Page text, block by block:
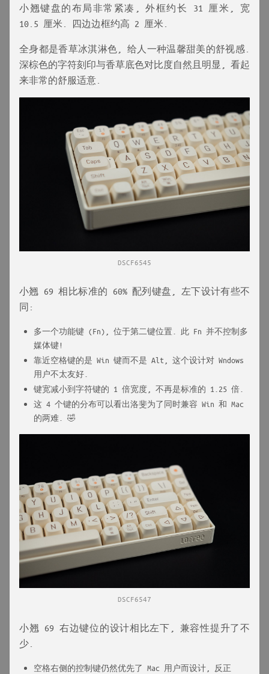
小翘键盘的布局非常紧凑, 外框约长 31 厘米, 宽
10.5 厘米. 四边边框约高 2 厘米.
全身都是香草冰淇淋色, 给人一种温馨甜美的舒视感.
深棕色的字符刻印与香草底色对比度自然且明显, 看起
来非常的舒服适意.
DSCF6545
小翘 69 相比标准的 60% 配列键盘, 左下设计有些不
同:
多一个功能键 (Fn), 位于第二键位置. 此 Fn 并不控制多
媒体键!
靠近空格键的是 Win 键而不是 Alt, 这个设计对 Wndows
用户不太友好.
键宽减小到字符键的 1 倍宽度, 不再是标准的 1.25 倍.
这 4 个键的分布可以看出洛斐为了同时兼容 Win 和 Mac
的两难. 🤣
DSCF6547
小翘 69 右边键位的设计相比左下, 兼容性提升了不
少.
空格右侧的控制键仍然优先了 Mac 用户而设计, 反正